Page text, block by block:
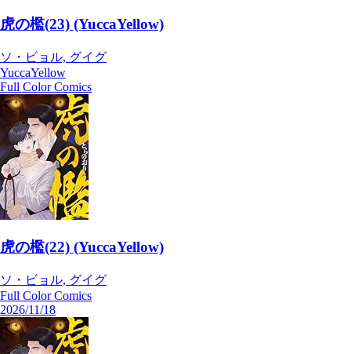
虎の檻(23) (YuccaYellow)
ソ・ビョル, グイグ
YuccaYellow
Full Color Comics
虎の檻(22) (YuccaYellow)
ソ・ビョル, グイグ
Full Color Comics
2026/11/18